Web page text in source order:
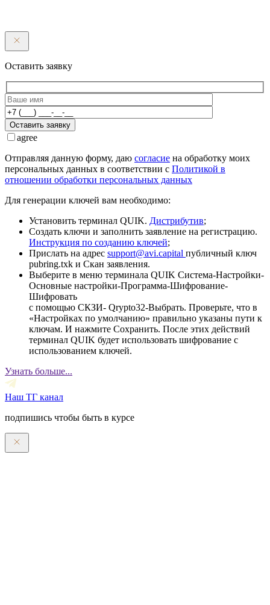
Оставить заявку
Оставить заявку
agree
Отправляя данную форму, даю согласие на обработку моих
персональных данных в соответствии с Политикой в
отношении обработки персональных данных
Для генерации ключей вам необходимо:
Установить терминал QUIK. Дистрибутив;
Создать ключи и заполнить заявление на регистрацию.
Инструкция по созданию ключей;
Прислать на адрес support@avi.capital публичный ключ
pubring.txk и Скан заявления.
Выберите в меню терминала QUIK Система-Настройки-
Основные настройки-Программа-Шифрование-
Шифровать
с помощью СКЗИ- Qrypto32-Выбрать. Проверьте, что в
«Настройках по умолчанию» правильно указаны пути к
ключам. И нажмите Сохранить. После этих действий
терминал QUIK будет использовать шифрование с
использованием ключей.
Узнать больше...
Наш ТГ канал
подпишись чтобы быть в курсе